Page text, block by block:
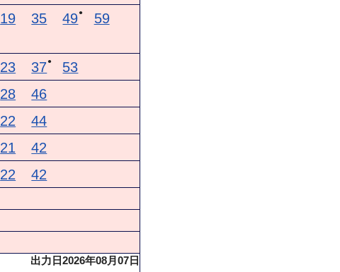
19 35 49● 59
23 37● 53
28 46
22 44
21 42
22 42
出力日2026年08月07日